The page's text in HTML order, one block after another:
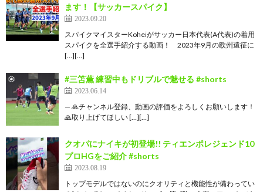
ます！【サッカースパイク】
2023.09.20
スパイクマイスターKoheiがサッカー日本代表(A代表)の着用
スパイクを全選手紹介する動画！ 2023年9月の欧州遠征に
[…][…]
#三笘薫 練習中もドリブルで魅せる #shorts
2023.06.14
— 🙏チャンネル登録、動画の評価をよろしくお願いします！
🙏取り上げてほしい […][…]
クオパにナイキが初登場!! ティエンポレジェンド10
プロHGをご紹介 #shorts
2023.08.19
トップモデルではないのにクオリティと機能性が備わってい